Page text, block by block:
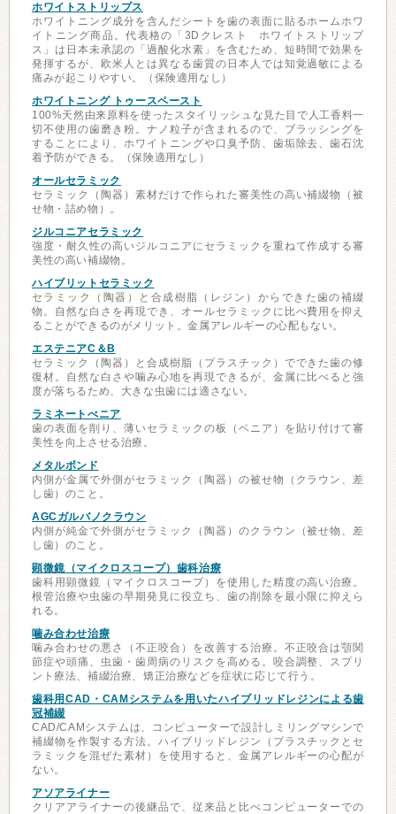
ホワイトストリップス
ホワイトニング成分を含んだシートを歯の表面に貼るホームホワ
イトニング商品。代表格の「3Dクレスト ホワイトストリップ
ス」は日本未承認の「過酸化水素」を含むため、短時間で効果を
発揮するが、欧米人とは異なる歯質の日本人では知覚過敏による
痛みが起こりやすい。（保険適用なし）
ホワイトニング トゥースペースト
100%天然由来原料を使ったスタイリッシュな見た目で人工香料一
切不使用の歯磨き粉。ナノ粒子が含まれるので、ブラッシングを
することにより、ホワイトニングや口臭予防、歯垢除去、歯石沈
着予防ができる。（保険適用なし）
オールセラミック
セラミック（陶器）素材だけで作られた審美性の高い補綴物（被
せ物・詰め物）。
ジルコニアセラミック
強度・耐久性の高いジルコニアにセラミックを重ねて作成する審
美性の高い補綴物。
ハイブリットセラミック
セラミック（陶器）と合成樹脂（レジン）からできた歯の補綴
物。自然な白さを再現でき、オールセラミックに比べ費用を抑え
ることができるのがメリット。金属アレルギーの心配もない。
エステニアC＆B
セラミック（陶器）と合成樹脂（プラスチック）でできた歯の修
復材。自然な白さや噛み心地を再現できるが、金属に比べると強
度が落ちるため、大きな虫歯には適さない。
ラミネートべニア
歯の表面を削り、薄いセラミックの板（ベニア）を貼り付けて審
美性を向上させる治療。
メタルボンド
内側が金属で外側がセラミック（陶器）の被せ物（クラウン、差
し歯）のこと。
AGCガルバノクラウン
内側が純金で外側がセラミック（陶器）のクラウン（被せ物、差
し歯）のこと。
顕微鏡（マイクロスコープ）歯科治療
歯科用顕微鏡（マイクロスコープ）を使用した精度の高い治療。
根管治療や虫歯の早期発見に役立ち、歯の削除を最小限に抑えら
れる。
噛み合わせ治療
噛み合わせの悪さ（不正咬合）を改善する治療。不正咬合は顎関
節症や頭痛、虫歯・歯周病のリスクを高める。咬合調整、スプリ
ント療法、補綴治療、矯正治療などを症状に応じて行う。
歯科用CAD・CAMシステムを用いたハイブリッドレジンによる歯
冠補綴
CAD/CAMシステムは、コンピューターで設計しミリングマシンで
補綴物を作製する方法。ハイブリッドレジン（プラスチックとセ
ラミックを混ぜた素材）を使用すると、金属アレルギーの心配が
ない。
アソアライナー
クリアアライナーの後継品で、従来品と比べコンピューターでの